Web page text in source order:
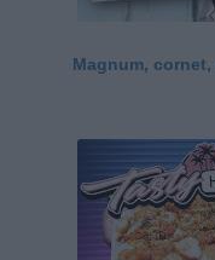
Magnum,